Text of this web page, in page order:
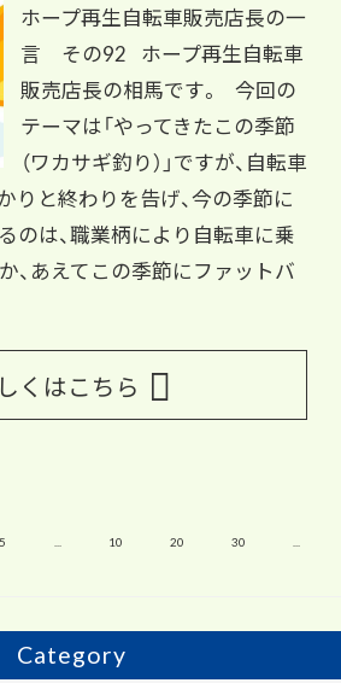
ホープ再生自転車販売店長の一
言 その92 ホープ再生自転車
販売店長の相馬です。 今回の
テーマは「やってきたこの季節
（ワカサギ釣り）」ですが、自転車
りと終わりを告げ、今の季節に
のは、職業柄により自転車に乗
、あえてこの季節にファットバ
くはこちら
5 ... 10 20 30 ...
Category